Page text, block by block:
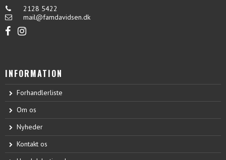
2128 5422
mail@famdavidsen.dk
INFORMATION
Forhandlerliste
Om os
Nyheder
Kontakt os